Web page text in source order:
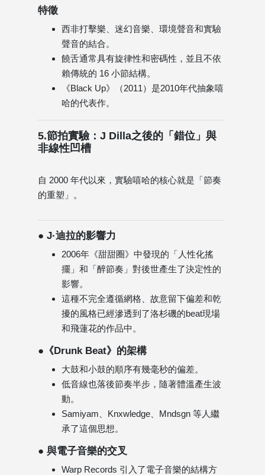
特徵
西非打擊樂、迷幻音樂、環境聲音和實驗
聲音的結合。
饒舌通常具有旋律性和密碼性，並且不依
賴傳統的 16 小節結構。
《Black Up》（2011）是2010年代抽象嘻
哈的代表作。
5.節拍實驗：J Dilla之後的「錯位」與
非線性凹槽
自 2000 年代以來，實驗嘻哈的核心就是「節奏
的重塑」。
● J·迪拉的影響力
2006年《甜甜圈》中發現的「人性化搖
擺」和「醉節奏」對後世產生了決定性的
影響。
這種不完全遵循網格、故意留下偏差和乾
擾的風格已經滲透到了洛杉磯的beat現場
和飛蓮花的作品中。
●《Drunk Beat》的架構
大鼓和小鼓的順序有幾毫秒的偏差。
低音線也落後節奏半步，隨著體溫產生波
動。
Samiyam、Knxwledge、Mndsgn 等人繼
承了這個思想。
● 與電子音樂的交叉
Warp Records 引入了電子音樂的結構方